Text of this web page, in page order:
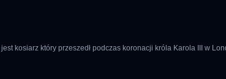
kosiarz który przeszedł podczas koronacji króla Karola III w